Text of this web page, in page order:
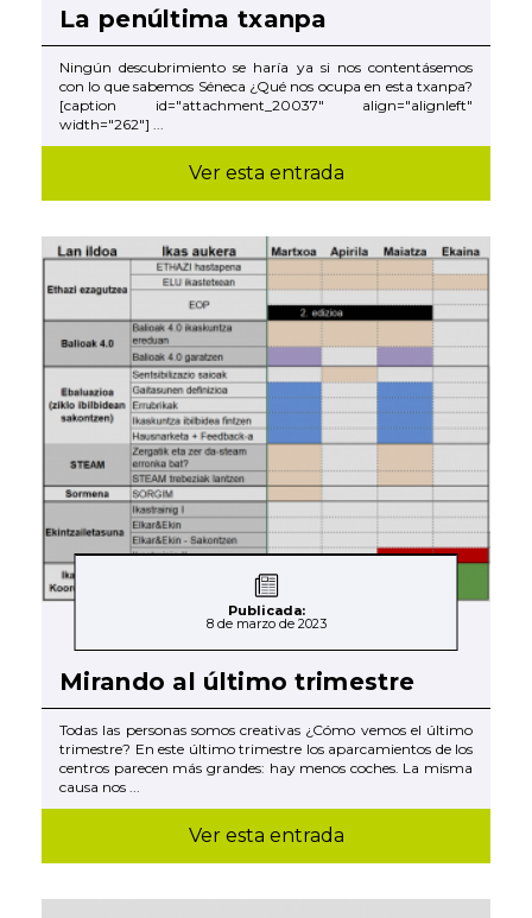
La penúltima txanpa
Ningún descubrimiento se haría ya si nos contentásemos
con lo que sabemos Séneca ¿Qué nos ocupa en esta txanpa?
[caption id="attachment_20037" align="alignleft"
width="262"] ...
Ver esta entrada
Publicada:
8 de marzo de 2023
Mirando al último trimestre
Todas las personas somos creativas ¿Cómo vemos el último
trimestre? En este último trimestre los aparcamientos de los
centros parecen más grandes: hay menos coches. La misma
causa nos ...
Ver esta entrada